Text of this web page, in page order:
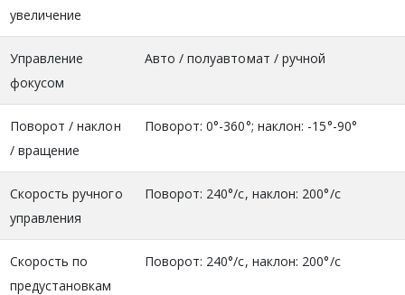
увеличение
Управление
фокусом
Авто / полуавтомат / ручной
Поворот / наклон
/ вращение
Поворот: 0°-360°; наклон: -15°-90°
Скорость ручного
управления
Поворот: 240°/c, наклон: 200°/c
Скорость по
предустановкам
Поворот: 240°/c, наклон: 200°/c